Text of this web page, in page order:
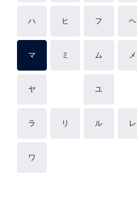
ハ ヒ フ ヘ
マ ミ ム メ
ヤ ユ
ラ リ ル レ
ワ